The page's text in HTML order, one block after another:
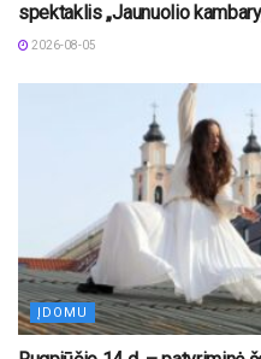
spektaklis „Jaunuolio
2026-08-05
ĮDOMU